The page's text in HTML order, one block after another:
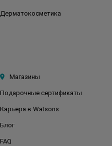
Дерматокосметика
Магазины
Подарочные сертификаты
Карьера в Watsons
Блог
FAQ